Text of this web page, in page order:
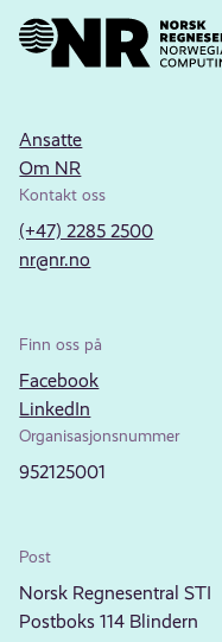
Ansatte
Om NR
Kontakt oss
(+47) 2285 2500
nr@nr.no
Finn oss på
Facebook
LinkedIn
Organisasjonsnummer
952125001
Post
Norsk Regnesentral STI
Postboks 114 Blindern